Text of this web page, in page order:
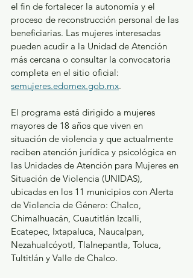
el fin de fortalecer la autonomía y el
proceso de reconstrucción personal de las
beneficiarias. Las mujeres interesadas
pueden acudir a la Unidad de Atención
más cercana o consultar la convocatoria
completa en el sitio oficial:
semujeres.edomex.gob.mx.
El programa está dirigido a mujeres
mayores de 18 años que viven en
situación de violencia y que actualmente
reciben atención jurídica y psicológica en
las Unidades de Atención para Mujeres en
Situación de Violencia (UNIDAS),
ubicadas en los 11 municipios con Alerta
de Violencia de Género: Chalco,
Chimalhuacán, Cuautitlán Izcalli,
Ecatepec, Ixtapaluca, Naucalpan,
Nezahualcóyotl, Tlalnepantla, Toluca,
Tultitlán y Valle de Chalco.